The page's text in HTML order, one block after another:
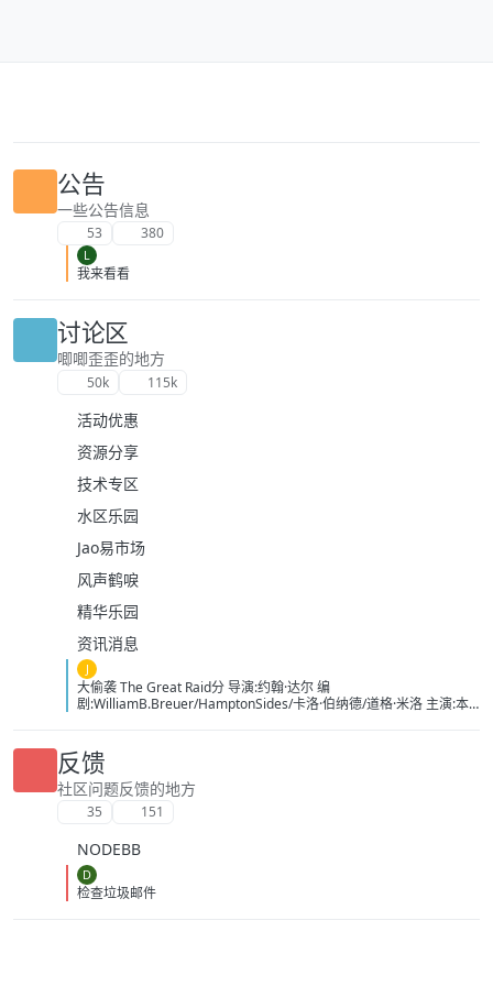
公告
一些公告信息
53 380
L
我来看看
讨论区
唧唧歪歪的地方
50k 115k
活动优惠
资源分享
技术专区
水区乐园
Jao易市场
风声鹤唳
精华乐园
资讯消息
J
大偷袭 The Great Raid分 导演:约翰·达尔 编
剧:WilliamB.Breuer/HamptonSides/卡洛·伯纳德/道格·米洛 主演:本
曼辛托斯/杰里米·卡拉汉/ScottMcLean/保罗·蒙塔尔班/克莱恩·克劳福
德/萨姆·沃辛顿/RoystonInnes/卢克·佩格勒/代尔·戴/杰罗姆·埃勒斯/布
雷特·塔克/KristianSchmid/瓦维克·杨/TimCampbell/马特·多兰/约瑟夫
·费因斯/马尔顿·索克斯/罗根·马歇尔-格林/尼古拉斯·贝尔/肯尼·道提/克
里斯托弗·詹姆斯·贝克/康妮·尼尔森/娜塔莉·杰克逊·门多萨/原丽淇/奥
泉原丰/保罗·纳高奇/DavidChamberlain/宇佐美慎吾/塞萨尔·蒙塔
诺/RichardJoson/KennethMoraleda/卓丹·李/里昂·福德/马修·纽
顿/JacksonRaine/道格拉斯·麦克阿瑟/富兰克林·德拉诺·罗斯福/艾德琳·
冈野/HidekiTojo 类型:剧情/动作/战争 制片国家/地区:美国/澳大利亚
反馈
社区问题反馈的地方
35 151
NODEBB
D
检查垃圾邮件